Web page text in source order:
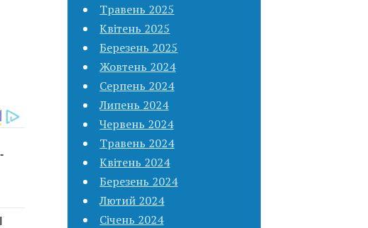
Травень 2025
Квітень 2025
Березень 2025
Жовтень 2024
Серпень 2024
Липень 2024
Червень 2024
Травень 2024
Квітень 2024
Березень 2024
Лютий 2024
Січень 2024